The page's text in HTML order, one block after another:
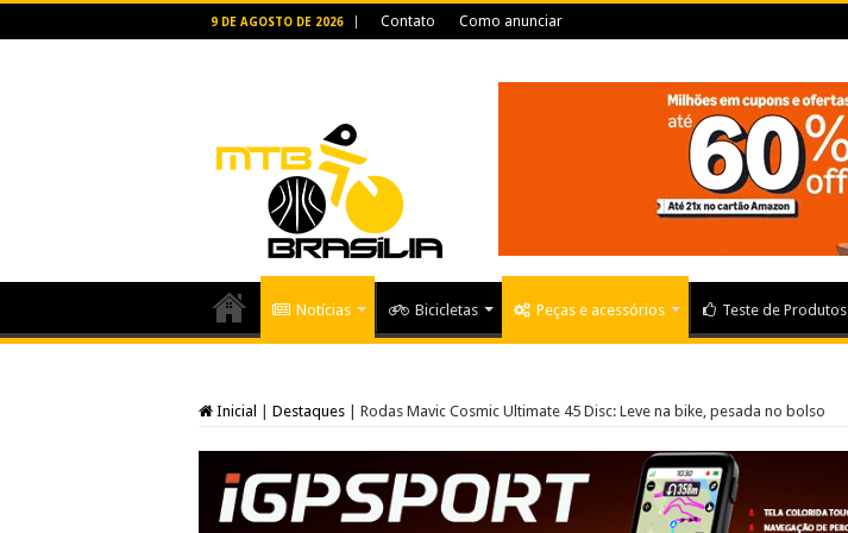
9 DE AGOSTO DE 2026 Contato Como anunciar
Notícias Bicicletas Peças e acessórios Teste de Produtos
Inicial Destaques Rodas Mavic Cosmic Ultimate 45 Disc: Leve na bike, pesada no bolso